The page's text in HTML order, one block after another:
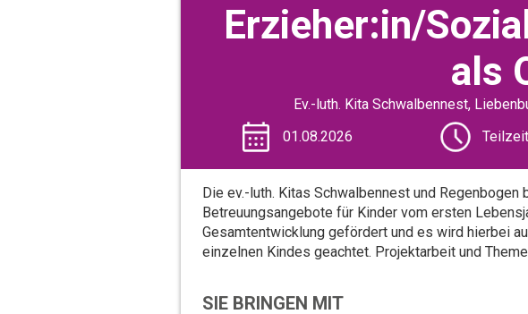
Erzieher:in/
als
Ev.-luth. Kita Schwalbennest,
01.08.2026
Die ev.-luth. Kitas Schwalbennest und
Betreuungsangebote für Kinder vom ersten
Gesamtentwicklung gefördert und es wird hierbei
einzelnen Kindes geachtet. Projektarbeit und
SIE BRINGEN MIT